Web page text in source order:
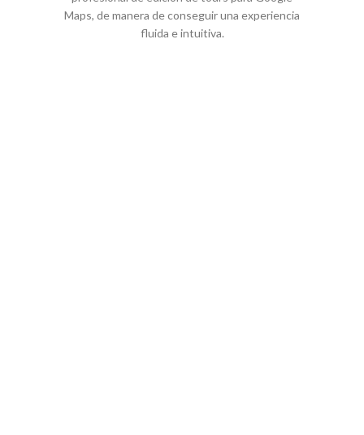
Maps, de manera de conseguir una experiencia
fluida e intuitiva.